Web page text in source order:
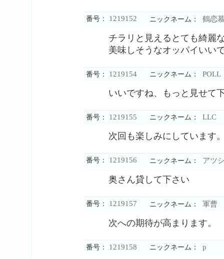
番号： 1219152 ニックネーム： 鶴恋
チラリと見えるとても綺麗
美味しそうなオッパイいい
番号： 1219154 ニックネーム： POLL
いいですね、もっと見せて
番号： 1219155 ニックネーム： LLC
次回も楽しみにしています
番号： 1219156 ニックネーム： アツ
奥さん貸して下さい
番号： 1219157 ニックネーム： 軍曹
次への期待が高まります。
番号： 1219158 ニックネーム： p